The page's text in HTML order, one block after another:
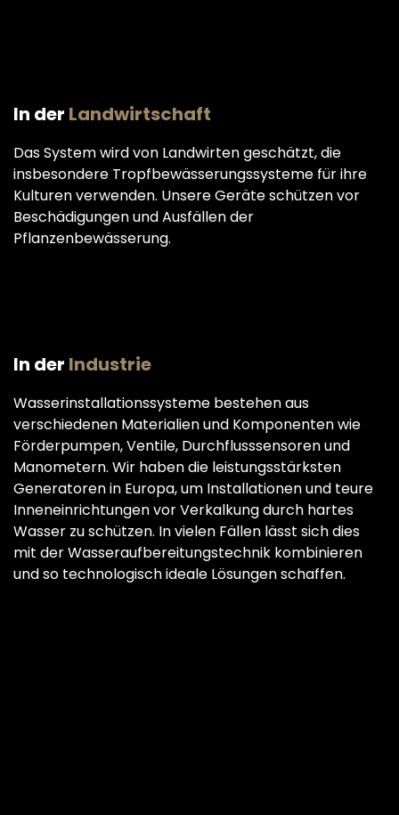
In der Landwirtschaft
Das System wird von Landwirten geschätzt, die
insbesondere Tropfbewässerungssysteme für ihre
Kulturen verwenden. Unsere Geräte schützen vor
Beschädigungen und Ausfällen der
Pflanzenbewässerung.
In der Industrie
Wasserinstallationssysteme bestehen aus
verschiedenen Materialien und Komponenten wie
Förderpumpen, Ventile, Durchflusssensoren und
Manometern. Wir haben die leistungsstärksten
Generatoren in Europa, um Installationen und teure
Inneneinrichtungen vor Verkalkung durch hartes
Wasser zu schützen. In vielen Fällen lässt sich dies
mit der Wasseraufbereitungstechnik kombinieren
und so technologisch ideale Lösungen schaffen.